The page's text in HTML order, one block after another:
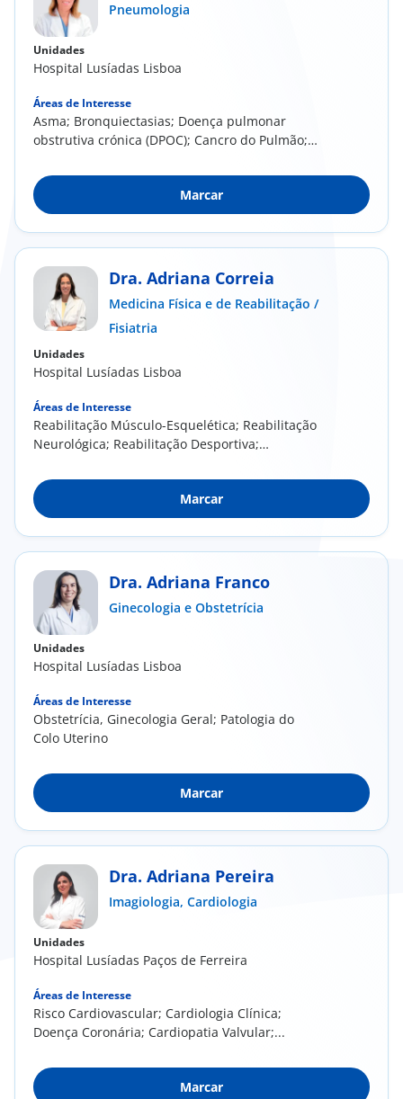
Pneumologia
Unidades
Hospital Lusíadas Lisboa
Áreas de Interesse
Asma; Bronquiectasias; Doença pulmonar
obstrutiva crónica (DPOC); Cancro do Pulmão;
Marcar
Dra. Adriana Correia
Medicina Física e de Reabilitação /
Fisiatria
Unidades
Hospital Lusíadas Lisboa
Áreas de Interesse
Reabilitação Músculo-Esquelética; Reabilitação
Neurológica; Reabilitação Desportiva;
Marcar
Dra. Adriana Franco
Ginecologia e Obstetrícia
Unidades
Hospital Lusíadas Lisboa
Áreas de Interesse
Obstetrícia, Ginecologia Geral; Patologia do
Colo Uterino
Marcar
Dra. Adriana Pereira
Imagiologia, Cardiologia
Unidades
Hospital Lusíadas Paços de Ferreira
Áreas de Interesse
Risco Cardiovascular; Cardiologia Clínica;
Doença Coronária; Cardiopatia Valvular;...
Marcar